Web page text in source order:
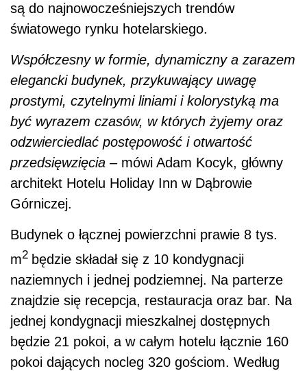
są do najnowocześniejszych trendów
światowego rynku hotelarskiego.
Współczesny w formie, dynamiczny a zarazem
elegancki budynek, przykuwający uwagę
prostymi, czytelnymi liniami i kolorystyką ma
być wyrazem czasów, w których żyjemy oraz
odzwierciedlać postępowość i otwartość
przedsięwzięcia – mówi Adam Kocyk, główny
architekt Hotelu Holiday Inn w Dąbrowie
Górniczej.
Budynek o łącznej powierzchni prawie 8 tys.
m2 będzie składał się z 10 kondygnacji
naziemnych i jednej podziemnej. Na parterze
znajdzie się recepcja, restauracja oraz bar. Na
jednej kondygnacji mieszkalnej dostępnych
będzie 21 pokoi, a w całym hotelu łącznie 160
pokoi dających nocleg 320 gościom. Według